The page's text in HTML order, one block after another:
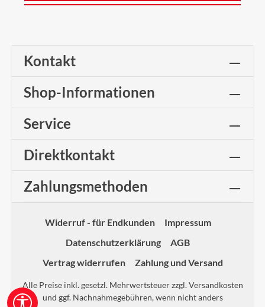
Kontakt
Shop-Informationen
Service
Direktkontakt
Zahlungsmethoden
Widerruf - für Endkunden
Impressum
Datenschutzerklärung
AGB
Vertrag widerrufen
Zahlung und Versand
Alle Preise inkl. gesetzl. Mehrwertsteuer zzgl.Versandkosten
und ggf. Nachnahmegebühren, wenn nicht anders
Werkzeugleiste anzeigen